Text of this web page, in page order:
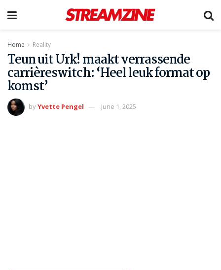
Home Reality
Teun uit Urk! maakt verrassende
carrièreswitch: ‘Heel leuk format op
komst’
byYvette Pengel June 1, 2025